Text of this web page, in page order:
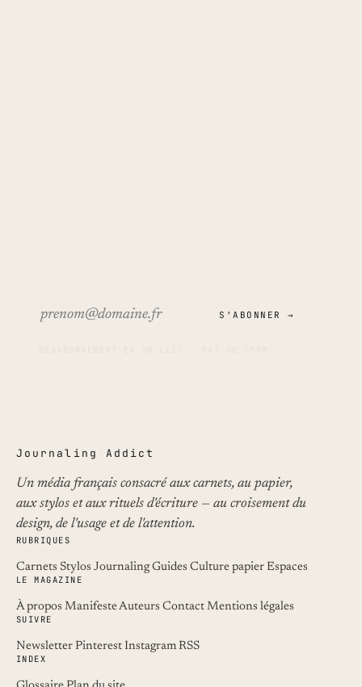
S'ABONNER →
Journaling Addict
Un média français consacré aux carnets, au papier,
aux stylos et aux rituels d'écriture — au croisement du
design, de l'usage et de l'attention.
RUBRIQUES
Carnets Stylos JournalingGuides Culture papier Espaces
LE MAGAZINE
À propos ManifesteAuteurs Contact Mentions légales
SUIVRE
Newsletter Pinterest InstagramRSS
INDEX